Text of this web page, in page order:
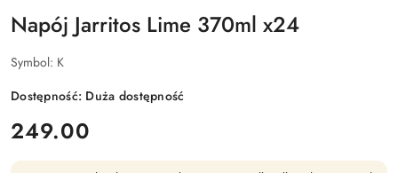
Napój Jarritos Lime 370ml x24
Symbol: K
Dostępność: Duża dostępność
cena:
249.00